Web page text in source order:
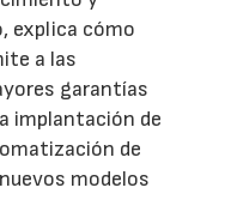
explica cómo
a las
garantías
implantación de
de
modelos